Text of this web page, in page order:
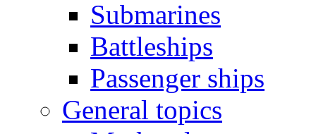
Submarines
Battleships
Passenger ships
General topics